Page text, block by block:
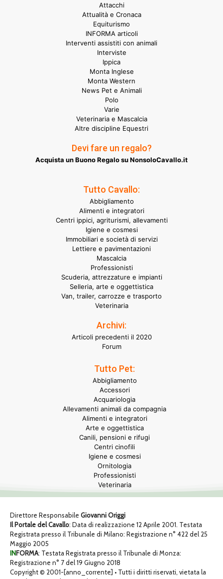
Attacchi
Attualità e Cronaca
Equiturismo
INFORMA articoli
Interventi assistiti con animali
Interviste
Ippica
Monta Inglese
Monta Western
News Pet e Animali
Polo
Varie
Veterinaria e Mascalcia
Altre discipline Equestri
Devi fare un regalo?
Acquista un Buono Regalo su NonsoloCavallo.it
Tutto Cavallo:
Abbigliamento
Alimenti e integratori
Centri ippici, agriturismi, allevamenti
Igiene e cosmesi
Immobiliari e società di servizi
Lettiere e pavimentazioni
Mascalcia
Professionisti
Scuderia, attrezzature e impianti
Selleria, arte e oggettistica
Van, trailer, carrozze e trasporto
Veterinaria
Archivi:
Articoli precedenti il 2020
Forum
Tutto Pet:
Abbigliamento
Accessori
Acquariologia
Allevamenti animali da compagnia
Alimenti e integratori
Arte e oggettistica
Canili, pensioni e rifugi
Centri cinofili
Igiene e cosmesi
Ornitologia
Professionisti
Veterinaria
Direttore Responsabile Giovanni Origgi
Il Portale del Cavallo: Data di realizzazione 12 Aprile 2001. Testata
Registrata presso il Tribunale di Milano: Registrazione n° 422 del 25
Maggio 2005
INFORMA: Testata Registrata presso il Tribunale di Monza:
Registrazione n° 7 del 19 Giugno 2018
Copyright © 2001-[anno_corrente] • Tutti i diritti riservati, vietata la